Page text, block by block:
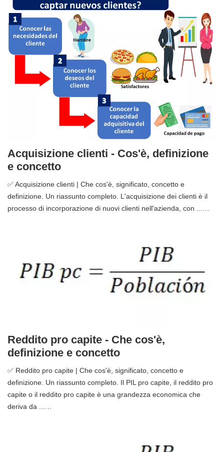
Acquisizione clienti - Cos'è, definizione
e concetto
✅ Acquisizione clienti | Che cos'è, significato, concetto e
definizione. Un riassunto completo. L'acquisizione dei clienti è il
processo di incorporazione di nuovi clienti nell'azienda, con ...…
Reddito pro capite - Che cos'è,
definizione e concetto
✅ Reddito pro capite | Che cos'è, significato, concetto e
definizione. Un riassunto completo. Il PIL pro capite, il reddito pro
capite o il reddito pro capite è una grandezza economica che
deriva da ...…